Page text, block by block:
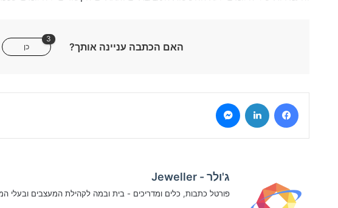
האם הכתבה עניינה אותך? כן
3
Facebook
LinkedIn
ג'ולר - Jeweller
פורטל כתבות, כלים ומדריכים - בית ובמה לקהילת המעצבים ובעלי